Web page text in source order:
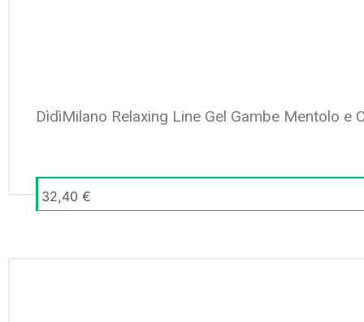
DìdìMilano Relaxing Line Gel Gambe Mentolo e
32,40 €